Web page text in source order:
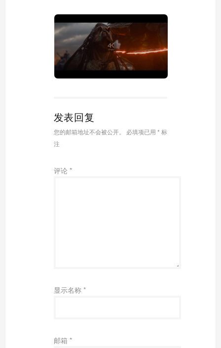
发表回复
您的邮箱地址不会被公开。 必填项已用 * 标
注
评论 *
显示名称 *
邮箱 *